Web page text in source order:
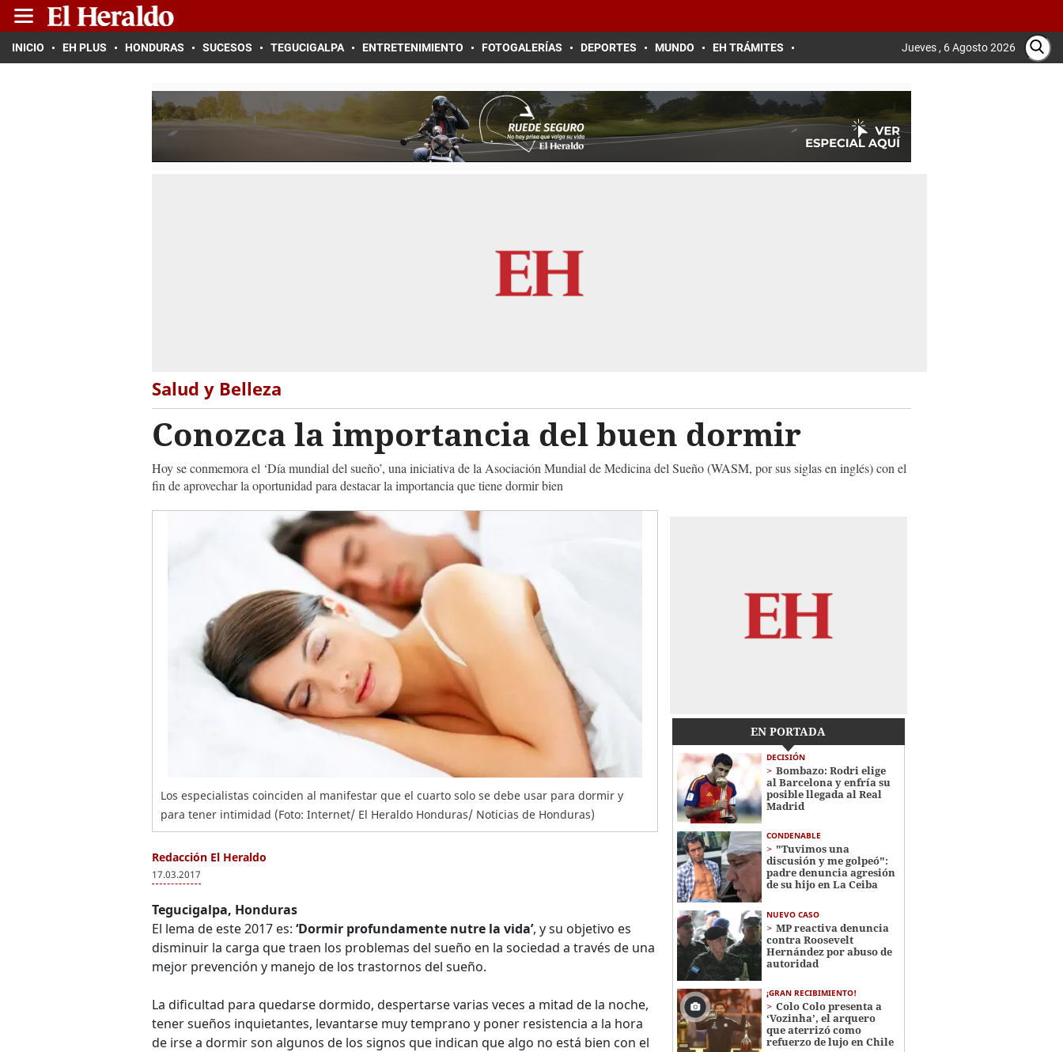
INICIO EH PLUS HONDURAS SUCESOS TEGUCIGALPA ENTRETENIMIENTO FOTOGALERÍAS DEPORTES MUNDO EH TRÁMITES Jueves , 6 Agosto 2026
Salud y Belleza
Conozca la importancia del buen dormir
Hoy se conmemora el ‘Día mundial del sueño’, una iniciativa de la Asociación Mundial de Medicina del Sueño (WASM, por sus siglas en inglés) con el
fin de aprovechar la oportunidad para destacar la importancia que tiene dormir bien
Los especialistas coinciden al manifestar que el cuarto solo se debe usar para dormir y
para tener intimidad (Foto: Internet/ El Heraldo Honduras/ Noticias de Honduras)
Redacción El Heraldo
17.03.2017
Tegucigalpa, Honduras
El lema de este 2017 es: ‘Dormir profundamente nutre la vida’, y su objetivo es
disminuir la carga que traen los problemas del sueño en la sociedad a través de una
mejor prevención y manejo de los trastornos del sueño.
La dificultad para quedarse dormido, despertarse varias veces a mitad de la noche,
tener sueños inquietantes, levantarse muy temprano y poner resistencia a la hora
de irse a dormir son algunos de los signos que indican que algo no está bien con el
EN PORTADA
DECISIÓN
Bombazo: Rodri elige
al Barcelona y enfría su
posible llegada al Real
Madrid
CONDENABLE
"Tuvimos una
discusión y me golpeó":
padre denuncia agresión
de su hijo en La Ceiba
NUEVO CASO
MP reactiva denuncia
contra Roosevelt
Hernández por abuso de
autoridad
¡GRAN RECIBIMIENTO!
Colo Colo presenta a
‘Vozinha’, el arquero
que aterrizó como
refuerzo de lujo en Chile